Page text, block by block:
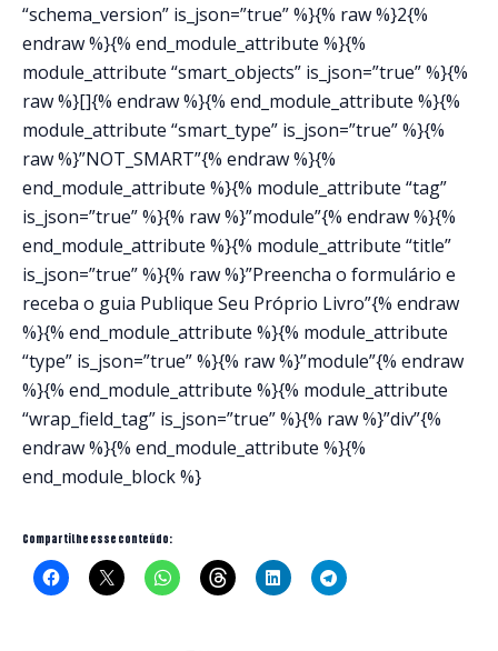
“schema_version” is_json=”true” %}{% raw %}2{%
endraw %}{% end_module_attribute %}{%
module_attribute “smart_objects” is_json=”true” %}{%
raw %}[]{% endraw %}{% end_module_attribute %}{%
module_attribute “smart_type” is_json=”true” %}{%
raw %}”NOT_SMART”{% endraw %}{%
end_module_attribute %}{% module_attribute “tag”
is_json=”true” %}{% raw %}”module”{% endraw %}{%
end_module_attribute %}{% module_attribute “title”
is_json=”true” %}{% raw %}”Preencha o formulário e
receba o guia Publique Seu Próprio Livro”{% endraw
%}{% end_module_attribute %}{% module_attribute
“type” is_json=”true” %}{% raw %}”module”{% endraw
%}{% end_module_attribute %}{% module_attribute
“wrap_field_tag” is_json=”true” %}{% raw %}”div”{%
endraw %}{% end_module_attribute %}{%
end_module_block %}
Compartilhe esse conteúdo: